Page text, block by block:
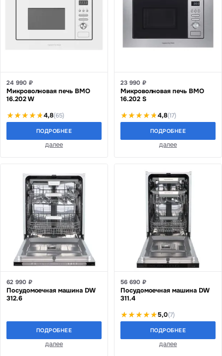
24 990 ₽
Микроволновая печь BMO
16.202 W
4,8(65)
ПОДРОБНЕЕ
далее
23 990 ₽
Микроволновая печь BMO
16.202 S
4,8(17)
ПОДРОБНЕЕ
далее
62 990 ₽
Посудомоечная машина DW
312.6
ПОДРОБНЕЕ
далее
56 690 ₽
Посудомоечная машина DW
311.4
5,0(7)
ПОДРОБНЕЕ
далее